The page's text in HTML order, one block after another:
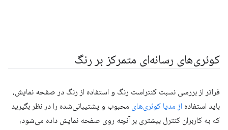
کوئری‌های رسانه‌ای متمرکز بر رنگ
فراتر از بررسی نسبت کنتراست رنگ و استفاده از رنگ در صفحه نمایش،
باید استفاده از مدیا کوئری‌های محبوب و پشتیبانی‌شده را در نظر بگیرید
که به کاربران کنترل بیشتری بر آنچه روی صفحه نمایش داده می‌شود،